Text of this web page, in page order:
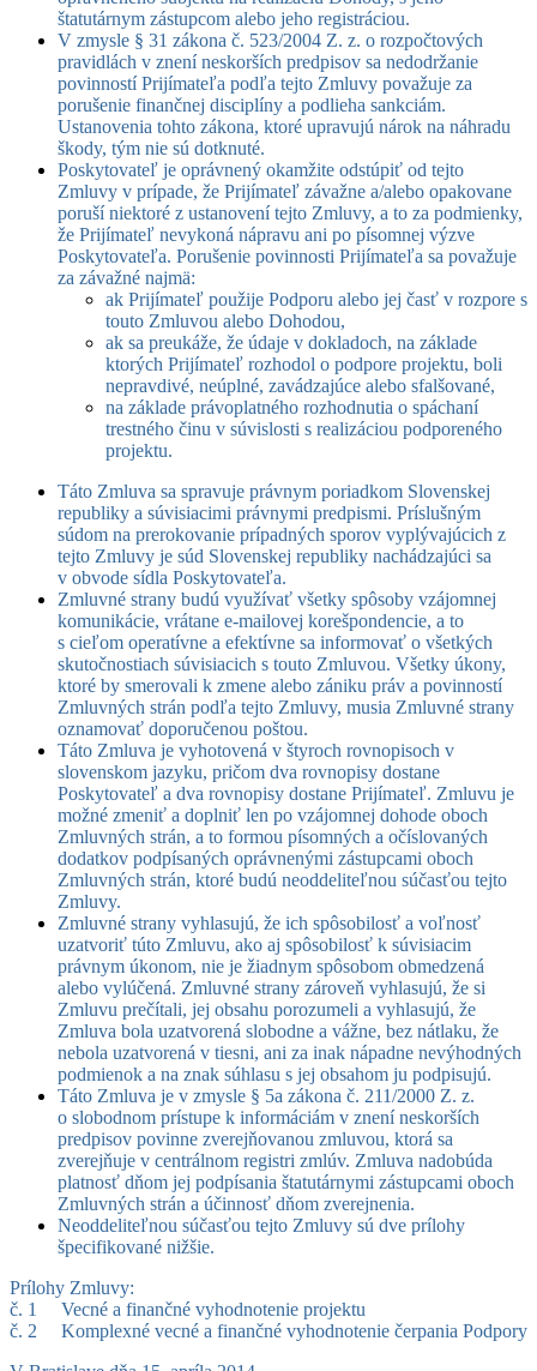
štatutárnym zástupcom alebo jeho registráciou.
V zmysle § 31 zákona č. 523/2004 Z. z. o rozpočtových
pravidlách v znení neskorších predpisov sa nedodržanie
povinností Prijímateľa podľa tejto Zmluvy považuje za
porušenie finančnej disciplíny a podlieha sankciám.
Ustanovenia tohto zákona, ktoré upravujú nárok na náhradu
škody, tým nie sú dotknuté.
Poskytovateľ je oprávnený okamžite odstúpiť od tejto
Zmluvy v prípade, že Prijímateľ závažne a/alebo opakovane
poruší niektoré z ustanovení tejto Zmluvy, a to za podmienky,
že Prijímateľ nevykoná nápravu ani po písomnej výzve
Poskytovateľa. Porušenie povinnosti Prijímateľa sa považuje
za závažné najmä:
ak Prijímateľ použije Podporu alebo jej časť v rozpore s
touto Zmluvou alebo Dohodou,
ak sa preukáže, že údaje v dokladoch, na základe
ktorých Prijímateľ rozhodol o podpore projektu, boli
nepravdivé, neúplné, zavádzajúce alebo sfalšované,
na základe právoplatného rozhodnutia o spáchaní
trestného činu v súvislosti s realizáciou podporeného
projektu.
Táto Zmluva sa spravuje právnym poriadkom Slovenskej
republiky a súvisiacimi právnymi predpismi. Príslušným
súdom na prerokovanie prípadných sporov vyplývajúcich z
tejto Zmluvy je súd Slovenskej republiky nachádzajúci sa
v obvode sídla Poskytovateľa.
Zmluvné strany budú využívať všetky spôsoby vzájomnej
komunikácie, vrátane e-mailovej korešpondencie, a to
s cieľom operatívne a efektívne sa informovať o všetkých
skutočnostiach súvisiacich s touto Zmluvou. Všetky úkony,
ktoré by smerovali k zmene alebo zániku práv a povinností
Zmluvných strán podľa tejto Zmluvy, musia Zmluvné strany
oznamovať doporučenou poštou.
Táto Zmluva je vyhotovená v štyroch rovnopisoch v
slovenskom jazyku, pričom dva rovnopisy dostane
Poskytovateľ a dva rovnopisy dostane Prijímateľ. Zmluvu je
možné zmeniť a doplniť len po vzájomnej dohode oboch
Zmluvných strán, a to formou písomných a očíslovaných
dodatkov podpísaných oprávnenými zástupcami oboch
Zmluvných strán, ktoré budú neoddeliteľnou súčasťou tejto
Zmluvy.
Zmluvné strany vyhlasujú, že ich spôsobilosť a voľnosť
uzatvoriť túto Zmluvu, ako aj spôsobilosť k súvisiacim
právnym úkonom, nie je žiadnym spôsobom obmedzená
alebo vylúčená. Zmluvné strany zároveň vyhlasujú, že si
Zmluvu prečítali, jej obsahu porozumeli a vyhlasujú, že
Zmluva bola uzatvorená slobodne a vážne, bez nátlaku, že
nebola uzatvorená v tiesni, ani za inak nápadne nevýhodných
podmienok a na znak súhlasu s jej obsahom ju podpisujú.
Táto Zmluva je v zmysle § 5a zákona č. 211/2000 Z. z.
o slobodnom prístupe k informáciám v znení neskorších
predpisov povinne zverejňovanou zmluvou, ktorá sa
zverejňuje v centrálnom registri zmlúv. Zmluva nadobúda
platnosť dňom jej podpísania štatutárnymi zástupcami oboch
Zmluvných strán a účinnosť dňom zverejnenia.
Neoddeliteľnou súčasťou tejto Zmluvy sú dve prílohy
špecifikované nižšie.
Prílohy Zmluvy:
č. 1 Vecné a finančné vyhodnotenie projektu
č. 2 Komplexné vecné a finančné vyhodnotenie čerpania Podpory